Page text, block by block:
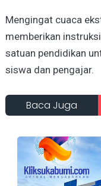
Mengingat cuaca
memberikan
satuan pendidikan
siswa dan pengajar.
Baca Juga